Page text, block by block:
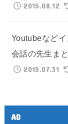
2015.08.12
Youtubeなど
会話の先生ま
2015.07.31
AD